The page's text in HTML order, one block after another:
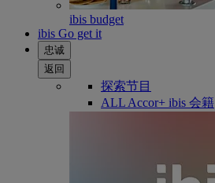
ibis budget
ibis Go get it
忠诚
返回
探索节目
ALL Accor+ ibis 会籍